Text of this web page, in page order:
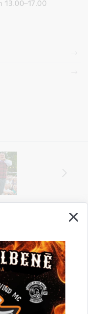
13.00–17.00
noderīga?